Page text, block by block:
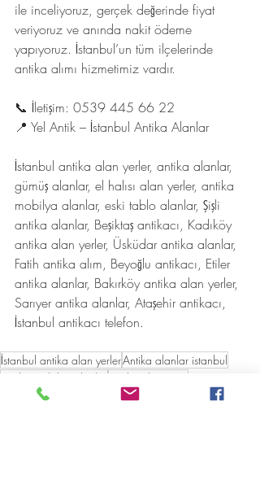
ile inceliyoruz, gerçek değerinde fiyat
veriyoruz ve anında nakit ödeme
yapıyoruz. İstanbul’un tüm ilçelerinde
antika alımı hizmetimiz vardır.
📞 İletişim: 0539 445 66 22
📍 Yel Antik – İstanbul Antika Alanlar
İstanbul antika alan yerler, antika alanlar,
gümüş alanlar, el halısı alan yerler, antika
mobilya alanlar, eski tablo alanlar, Şişli
antika alanlar, Beşiktaş antikacı, Kadıköy
antika alan yerler, Üsküdar antika alanlar,
Fatih antika alım, Beyoğlu antikacı, Etiler
antika alanlar, Bakırköy antika alan yerler,
Sarıyer antika alanlar, Ataşehir antikacı,
İstanbul antikacı telefon.
İstanbul antika alan yerlerAntika alanlar istanbul
Antika mobilya alanlar
Antika alım satım
Güvenilir antika alım yerleri